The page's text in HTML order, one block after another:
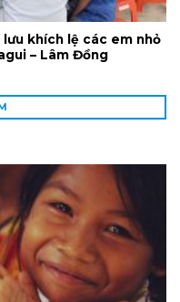
khích lệ các em nhỏ
– Lâm Đồng